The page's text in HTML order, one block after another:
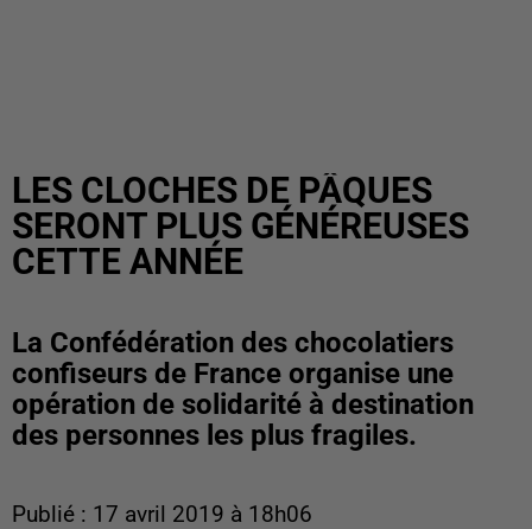
LES CLOCHES DE PÂQUES
SERONT PLUS GÉNÉREUSES
CETTE ANNÉE
La Confédération des chocolatiers
confiseurs de France organise une
opération de solidarité à destination
des personnes les plus fragiles.
Publié : 17 avril 2019 à 18h06